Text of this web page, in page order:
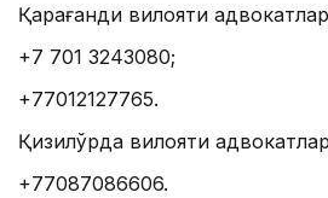
Қарағанди вилояти
+7 701 3243080;
+77012127765.
Қизилўрда вилояти
+77087086606.